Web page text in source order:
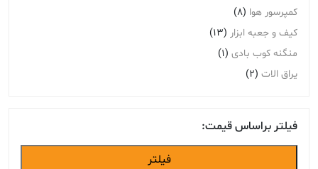
کمپرسور هوا (8)
کیف و جعبه ابزار (13)
منگنه کوب بادی (1)
یراق الات (2)
فیلتر براساس قیمت:
فیلتر